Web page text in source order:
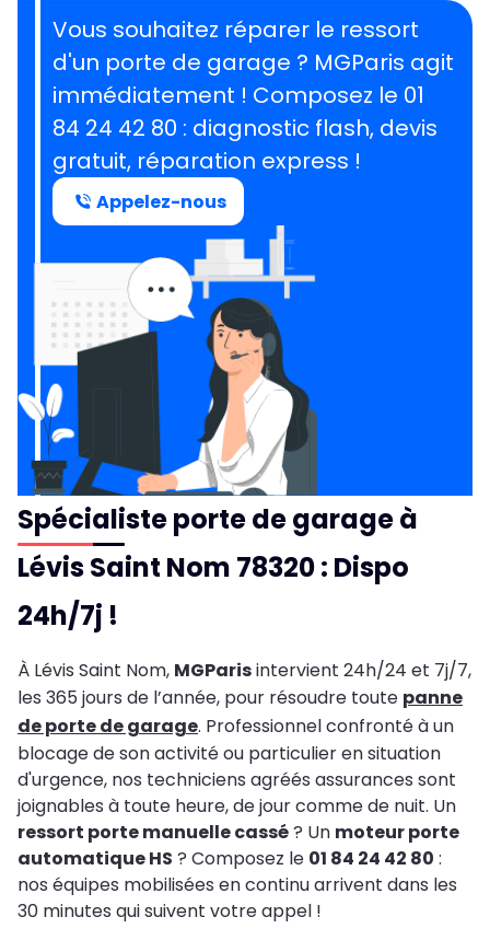
Vous souhaitez réparer le ressort
d'un porte de garage ? MGParis agit
immédiatement ! Composez le 01
84 24 42 80 : diagnostic flash, devis
gratuit, réparation express !
Appelez-nous
Spécialiste porte de garage à
Lévis Saint Nom 78320 : Dispo
24h/7j !
À Lévis Saint Nom, MGParisintervient 24h/24 et 7j/7,
les 365 jours de l’année, pour résoudre toute panne
de porte de garage. Professionnel confronté à un
blocage de son activité ou particulier en situation
d'urgence, nos techniciens agréés assurances sont
joignables à toute heure, de jour comme de nuit. Un
ressort porte manuelle cassé? Un moteur porte
automatique HS ? Composez le 01 84 24 42 80 :
nos équipes mobilisées en continu arrivent dans les
30 minutes qui suivent votre appel !